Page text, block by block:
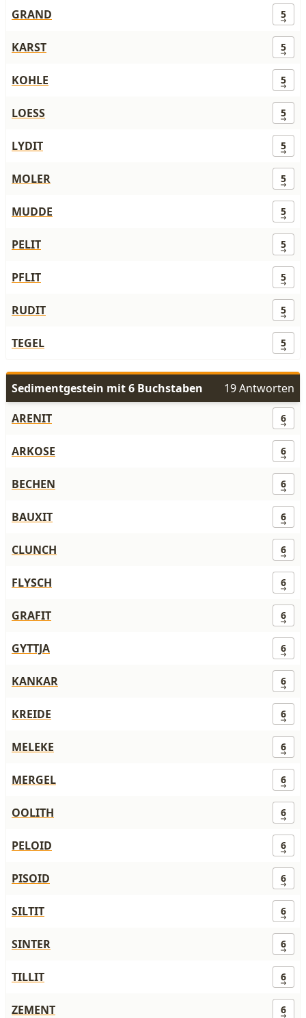
GRAND 5
KARST 5
KOHLE 5
LOESS 5
LYDIT 5
MOLER 5
MUDDE 5
PELIT 5
PFLIT 5
RUDIT 5
TEGEL 5
Sedimentgestein mit 6 Buchstaben
19 Antworten
ARENIT
6
ARKOSE 6
BECHEN 6
BAUXIT 6
CLUNCH 6
FLYSCH 6
GRAFIT 6
GYTTJA 6
KANKAR 6
KREIDE 6
MELEKE 6
MERGEL 6
OOLITH 6
PELOID 6
PISOID 6
SILTIT 6
SINTER 6
TILLIT 6
ZEMENT 6